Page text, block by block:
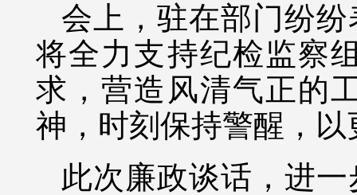
会上，驻在部门纷
将全力支持纪检监察
求，营造风清气正的
神，时刻保持警醒，
此次廉政谈话，进